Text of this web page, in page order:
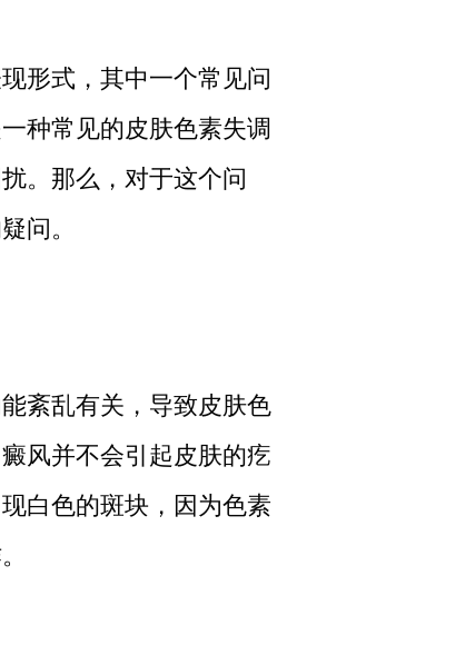
形式，其中一个常见问
种常见的皮肤色素失调
。那么，对于这个问
问。
紊乱有关，导致皮肤色
风并不会引起皮肤的疙
白色的斑块，因为色素